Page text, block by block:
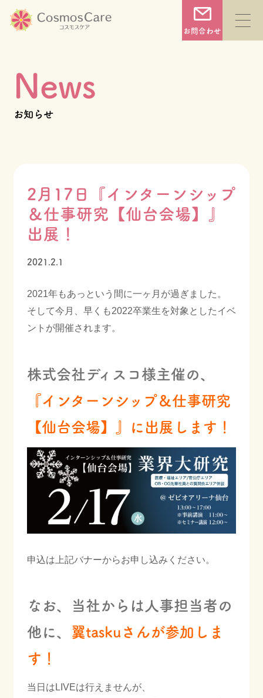
お問合わせ
サービス一覧
施設一覧
会社情報
お知らせ ブログ
022-347-3811
月〜金 8:30〜17:30
News
お知らせ
2月17日『インターンシップ
＆仕事研究【仙台会場】』
出展！
2021.2.1
2021年もあっという間に一ヶ月が過ぎました。
そして今月、早くも2022卒業生を対象としたイベ
ントが開催されます。
株式会社ディスコ様主催の、
『インターンシップ＆仕事研究
【仙台会場】』に出展します！
申込は上記バナーからお申し込みください。
なお、当社からは人事担当者の
他に、 翼taskuさんが参加しま
す！
当日はLIVEは行えませんが、